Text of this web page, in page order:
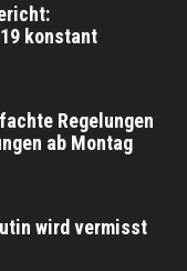
konstant
Regelungen
ab Montag
wird vermisst